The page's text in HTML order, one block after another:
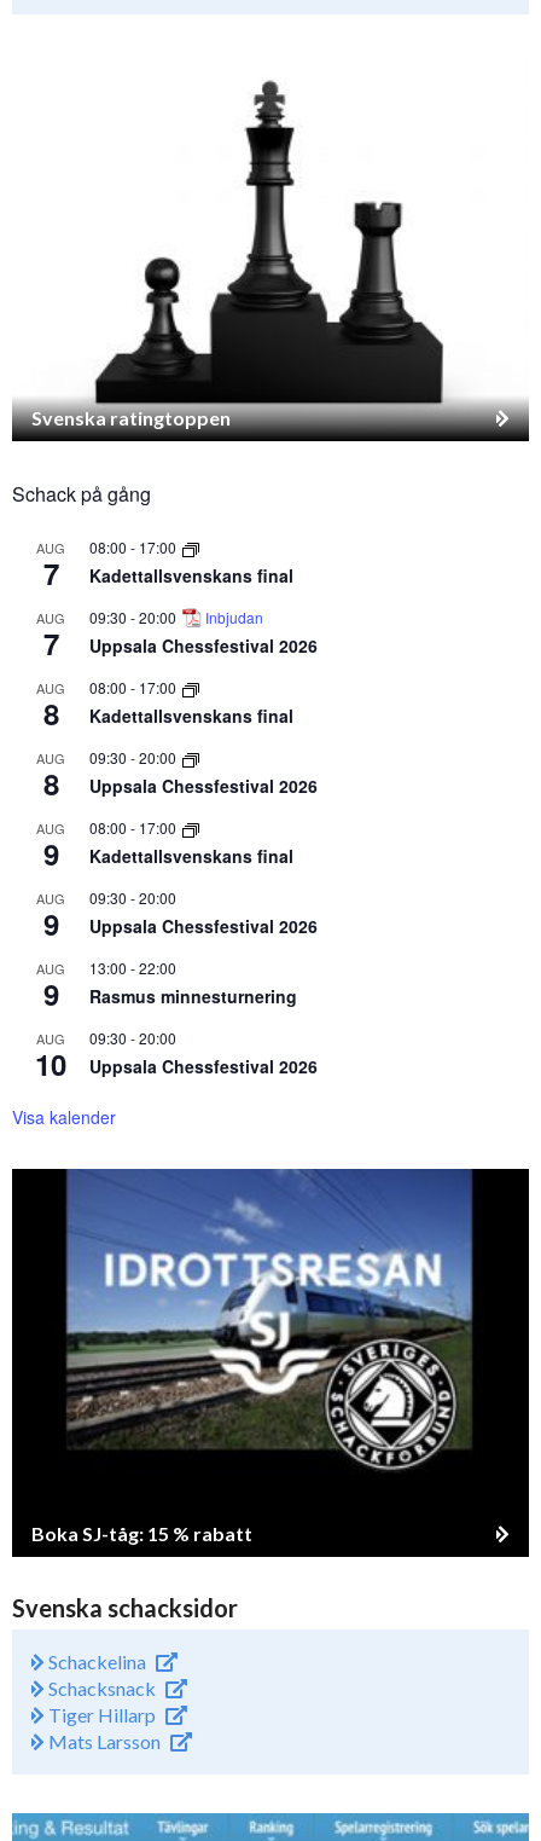
Svenska ratingtoppen
Schack på gång
AUG
7
08:00 - 17:00
Kadettallsvenskans final
AUG
7
09:30 -20:00 Inbjudan
Uppsala Chessfestival 2026
AUG
8
08:00 - 17:00
Kadettallsvenskans final
AUG
8
09:30 -20:00
Uppsala Chessfestival 2026
AUG
9
08:00 - 17:00
Kadettallsvenskans final
AUG
9
09:30 -20:00
Uppsala Chessfestival 2026
AUG
9
13:00 -22:00
Rasmus minnesturnering
AUG
10
09:30 -20:00
Uppsala Chessfestival 2026
Visa kalender
Boka SJ-tåg: 15 % rabatt
Svenska schacksidor
Schackelina
Schacksnack
Tiger Hillarp
Mats Larsson